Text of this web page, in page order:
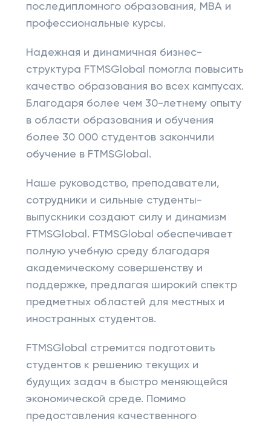
последипломного образования, MBA и
профессиональные курсы.
Надежная и динамичная бизнес-
структура FTMSGlobal помогла повысить
качество образования во всех кампусах.
Благодаря более чем 30-летнему опыту
в области образования и обучения
более 30 000 студентов закончили
обучение в FTMSGlobal.
Наше руководство, преподаватели,
сотрудники и сильные студенты-
выпускники создают силу и динамизм
FTMSGlobal. FTMSGlobal обеспечивает
полную учебную среду благодаря
академическому совершенству и
поддержке, предлагая широкий спектр
предметных областей для местных и
иностранных студентов.
FTMSGlobal стремится подготовить
студентов к решению текущих и
будущих задач в быстро меняющейся
экономической среде. Помимо
предоставления качественного